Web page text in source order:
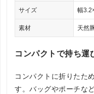
サイズ 幅
素材 天然
コンパクトで持ち運
コンパクトに折りたた
す。バッグやポーチな